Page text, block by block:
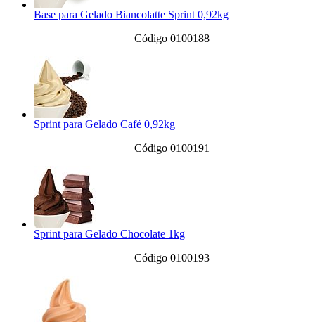
Base para Gelado Biancolatte Sprint 0,92kg
Código 0100188
Sprint para Gelado Café 0,92kg
Código 0100191
Sprint para Gelado Chocolate 1kg
Código 0100193